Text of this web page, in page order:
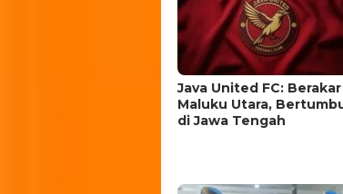
Java United FC:
Maluku Utara,
di Jawa Tengah